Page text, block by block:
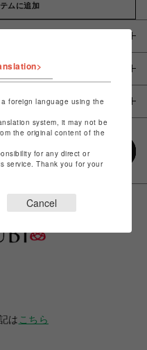
ムに追加
は こちら
foreign language using the
system, it may not be
the original content of the
for any direct or
service. Thank you for your
Cancel